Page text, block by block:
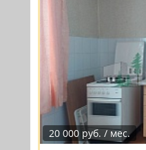
20 000 руб. / мес.